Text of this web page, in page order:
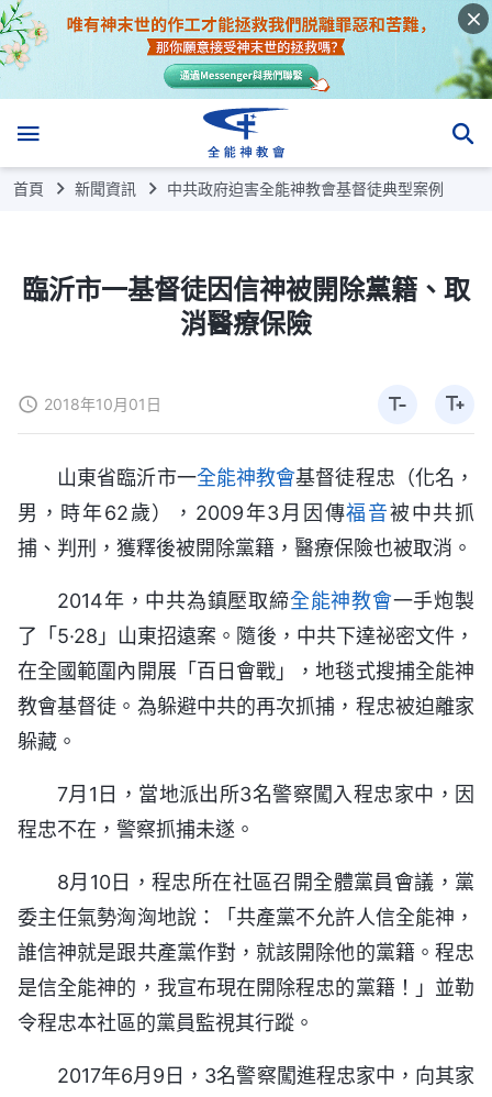
首頁 新聞資訊 中共政府迫害全能神教會基督徒典型案例
臨沂市一基督徒因信神被開除黨籍、取
消醫療保險
2018年10月01日
山東省臨沂市一全能神教會基督徒程忠（化名，
男，時年62歲），2009年3月因傳福音被中共抓
捕、判刑，獲釋後被開除黨籍，醫療保險也被取消。
2014年，中共為鎮壓取締全能神教會一手炮製
了「5·28」山東招遠案。隨後，中共下達祕密文件，
在全國範圍內開展「百日會戰」，地毯式搜捕全能神
教會基督徒。為躲避中共的再次抓捕，程忠被迫離家
躲藏。
7月1日，當地派出所3名警察闖入程忠家中，因
程忠不在，警察抓捕未遂。
8月10日，程忠所在社區召開全體黨員會議，黨
委主任氣勢洶洶地說：「共產黨不允許人信全能神，
誰信神就是跟共產黨作對，就該開除他的黨籍。程忠
是信全能神的，我宣布現在開除程忠的黨籍！」並勒
令程忠本社區的黨員監視其行蹤。
2017年6月9日，3名警察闖進程忠家中，向其家